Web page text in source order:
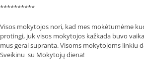
**********
Visos mokytojos nori, kad mes mokėtumėme
protingi, juk visos mokytojos kažkada buvo
mus gerai supranta. Visoms mokytojoms linkiu
Sveikinu su Mokytojų diena!